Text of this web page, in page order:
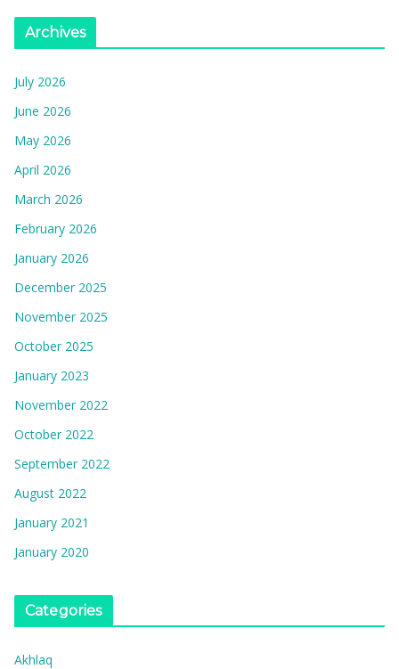
Archives
July 2026
June 2026
May 2026
April 2026
March 2026
February 2026
January 2026
December 2025
November 2025
October 2025
January 2023
November 2022
October 2022
September 2022
August 2022
January 2021
January 2020
Categories
Akhlaq